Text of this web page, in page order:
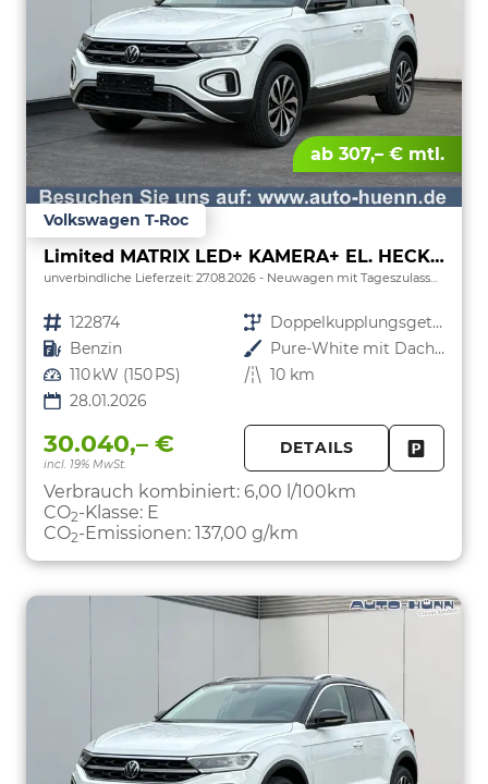
ab 307,– € mtl.
Volkswagen T-Roc
Limited MATRIX LED+ KAMERA+ EL. HECKKL.+PDC+SHZ
unverbindliche Lieferzeit: 27.08.2026 Neuwagen mit Tageszulassung
Fahrzeugnr. 122874 Getriebe
Doppelkupplungsgetriebe (DSG)
Kraftstoff Benzin Außenfarbe
Pure-White mit Dachfarbe in Deep Black Perleffekt
Leistung 110 kW (150 PS) Kilometerstand 10 km
28.01.2026
30.040,– €
incl. 19% MwSt.
DETAILS
Verbrauch kombiniert: 6,00 l/100km
CO2-Klasse: E
CO2-Emissionen: 137,00 g/km